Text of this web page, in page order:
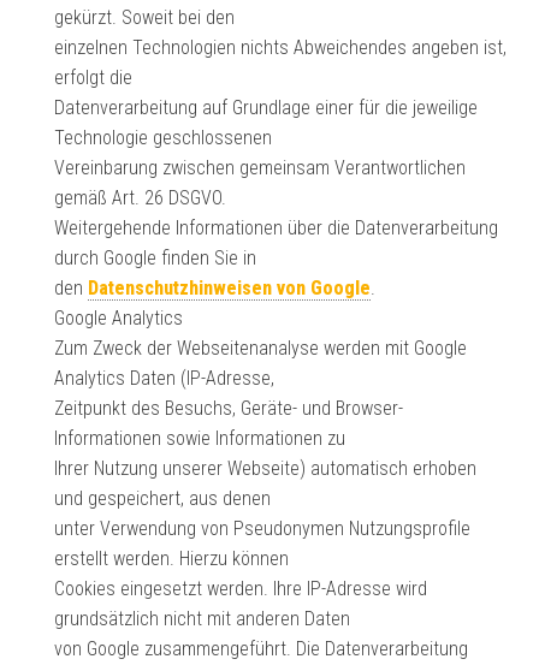
gekürzt. Soweit bei den
einzelnen Technologien nichts Abweichendes angeben ist,
erfolgt die
Datenverarbeitung auf Grundlage einer für die jeweilige
Technologie geschlossenen
Vereinbarung zwischen gemeinsam Verantwortlichen
gemäß Art. 26 DSGVO.
Weitergehende Informationen über die Datenverarbeitung
durch Google finden Sie in
den Datenschutzhinweisen von Google.
Google Analytics
Zum Zweck der Webseitenanalyse werden mit Google
Analytics Daten (IP-Adresse,
Zeitpunkt des Besuchs, Geräte- und Browser-
Informationen sowie Informationen zu
Ihrer Nutzung unserer Webseite) automatisch erhoben
und gespeichert, aus denen
unter Verwendung von Pseudonymen Nutzungsprofile
erstellt werden. Hierzu können
Cookies eingesetzt werden. Ihre IP-Adresse wird
grundsätzlich nicht mit anderen Daten
von Google zusammengeführt. Die Datenverarbeitung